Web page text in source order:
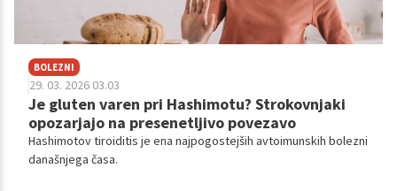
BOLEZNI
29. 03. 2026 03.03
Je gluten varen pri Hashimotu? Strokovnjaki
opozarjajo na presenetljivo povezavo
Hashimotov tiroiditis je ena najpogostejših avtoimunskih bolezni
današnjega časa.